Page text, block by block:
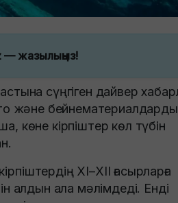
— жазылыңыз!
сүңгіген дайвер
және бейнематериалдарды
көне кірпіштер көл түбін
XI–XII ғасырларға
алдын ала мәлімдеді. Енді